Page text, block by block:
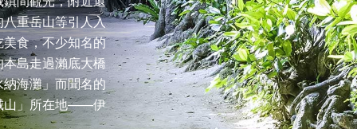
重岳山等引人入
食，不少知名的
島走過瀨底大橋
海灘」而聞名的
山」所在地——伊